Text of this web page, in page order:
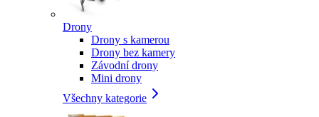
Drony
Drony s kamerou
Drony bez kamery
Závodní drony
Mini drony
Všechny kategorie